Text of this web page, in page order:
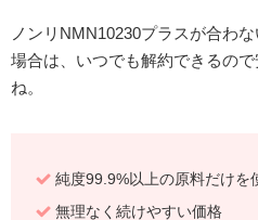
ノンリNMN10230プラスが合わ
場合は、いつでも解約できるの
ね。
純度99.9%以上の原料だけを
無理なく続けやすい価格